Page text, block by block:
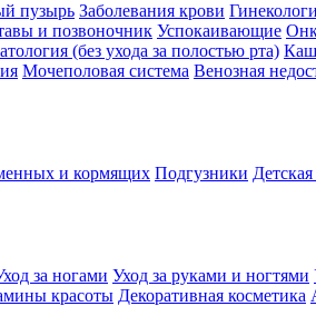
пузырь Заболевания крови
и позвоночник Успокаивающие
(без ухода за полостью рта)
Мочеполовая система Венозная
и кормящих Подгузники
за ногами Уход за руками и ногтями
красоты Декоративная косметика